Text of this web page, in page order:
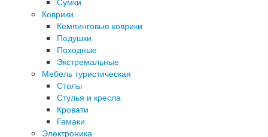
Коврики
Кемпинговые коврики
Подушки
Походные
Экстремальные
Мебель туристическая
Столы
Стулья и кресла
Кровати
Гамаки
Электроника